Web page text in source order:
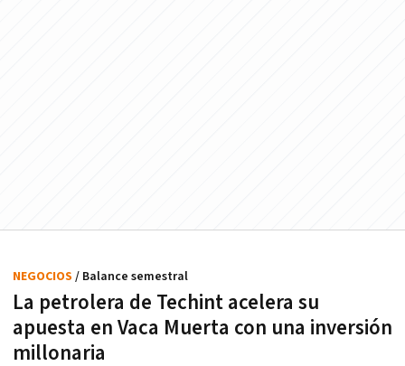
La petrolera de Techint acelera su
apuesta en Vaca Muerta con una inversión
millonaria
NEGOCIOS / Balance semestral